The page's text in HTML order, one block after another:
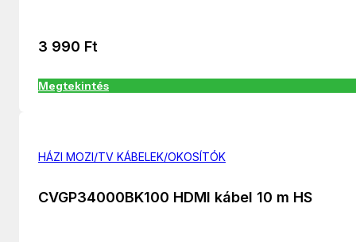
3 990 Ft
Megtekintés
HÁZI MOZI/TV KÁBELEK/OKOSÍTÓK
CVGP34000BK100 HDMI kábel 10 m HS